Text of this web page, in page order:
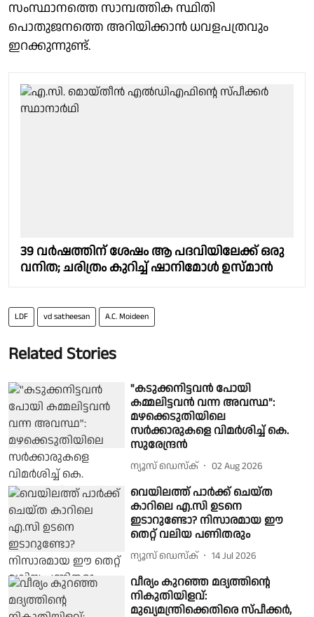
സംസ്ഥാനത്തെ സാമ്പത്തിക സ്ഥിതി
പൊതുജനത്തെ അറിയിക്കാൻ ധവളപത്രവും
ഇറക്കുന്നുണ്ട്.
39 വർഷത്തിന് ശേഷം ആ പദവിയിലേക്ക് ഒരു
വനിത; ചരിത്രം കുറിച്ച് ഷാനിമോൾ ഉസ്‌മാൻ
LDF vd satheesan A.C. Moideen
Related Stories
"കടുക്കനിട്ടവൻ പോയി
കമ്മലിട്ടവൻ വന്ന അവസ്ഥ":
മഴക്കെടുതിയിലെ
സർക്കാരുകളെ വിമർശിച്ച് കെ.
സുരേന്ദ്രൻ
ന്യൂസ് ഡെസ്ക് 02 Aug 2026
വെയിലത്ത് പാർക്ക് ചെയ്ത
കാറിലെ എ.സി ഉടനെ
ഇടാറുണ്ടോ? നിസാരമായ ​ഈ
തെറ്റ് വലിയ പണിതരും
ന്യൂസ് ഡെസ്ക് 14 Jul 2026
വീര്യം കുറഞ്ഞ മദ്യത്തിൻ്റെ
നികുതിയിളവ്:
മുഖ്യമന്ത്രിക്കെതിരെ സ്പീക്കർ,